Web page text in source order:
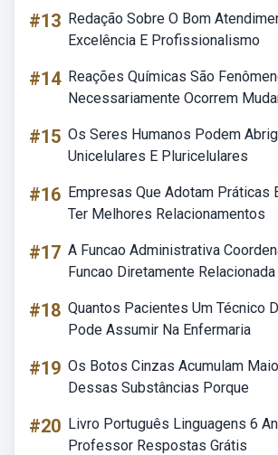
#13 Redação Sobre O Bom
Excelência E Profissionalismo
#14 Reações Químicas São
Necessariamente Ocorrem
#15 Os Seres Humanos Podem
Unicelulares E Pluricelulares
#16 Empresas Que Adotam Práticas
Ter Melhores Relacionamentos
#17 A Funcao Administrativa
Funcao Diretamente Relacionada
#18 Quantos Pacientes Um Técnico
Pode Assumir Na Enfermaria
#19 Os Botos Cinzas Acumulam
Dessas Substâncias Porque
#20 Livro Português Linguagens 6
Professor Respostas Grátis